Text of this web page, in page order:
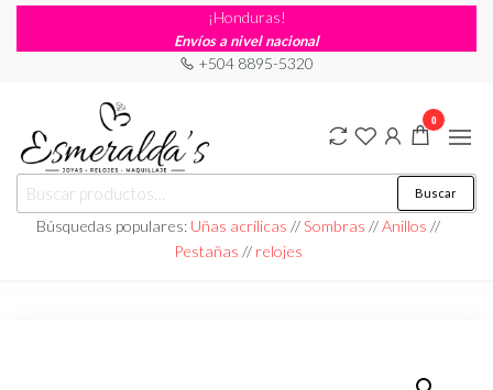
¡Honduras!
Envíos a nivel nacional
+504 8895-5320
Joyería
Esmeraldas
Joyería |
Maquillaje
|
Relojería
Buscar
Búsquedas populares: Uñas acrílicas //Sombras //Anillos //
Pestañas // relojes
0